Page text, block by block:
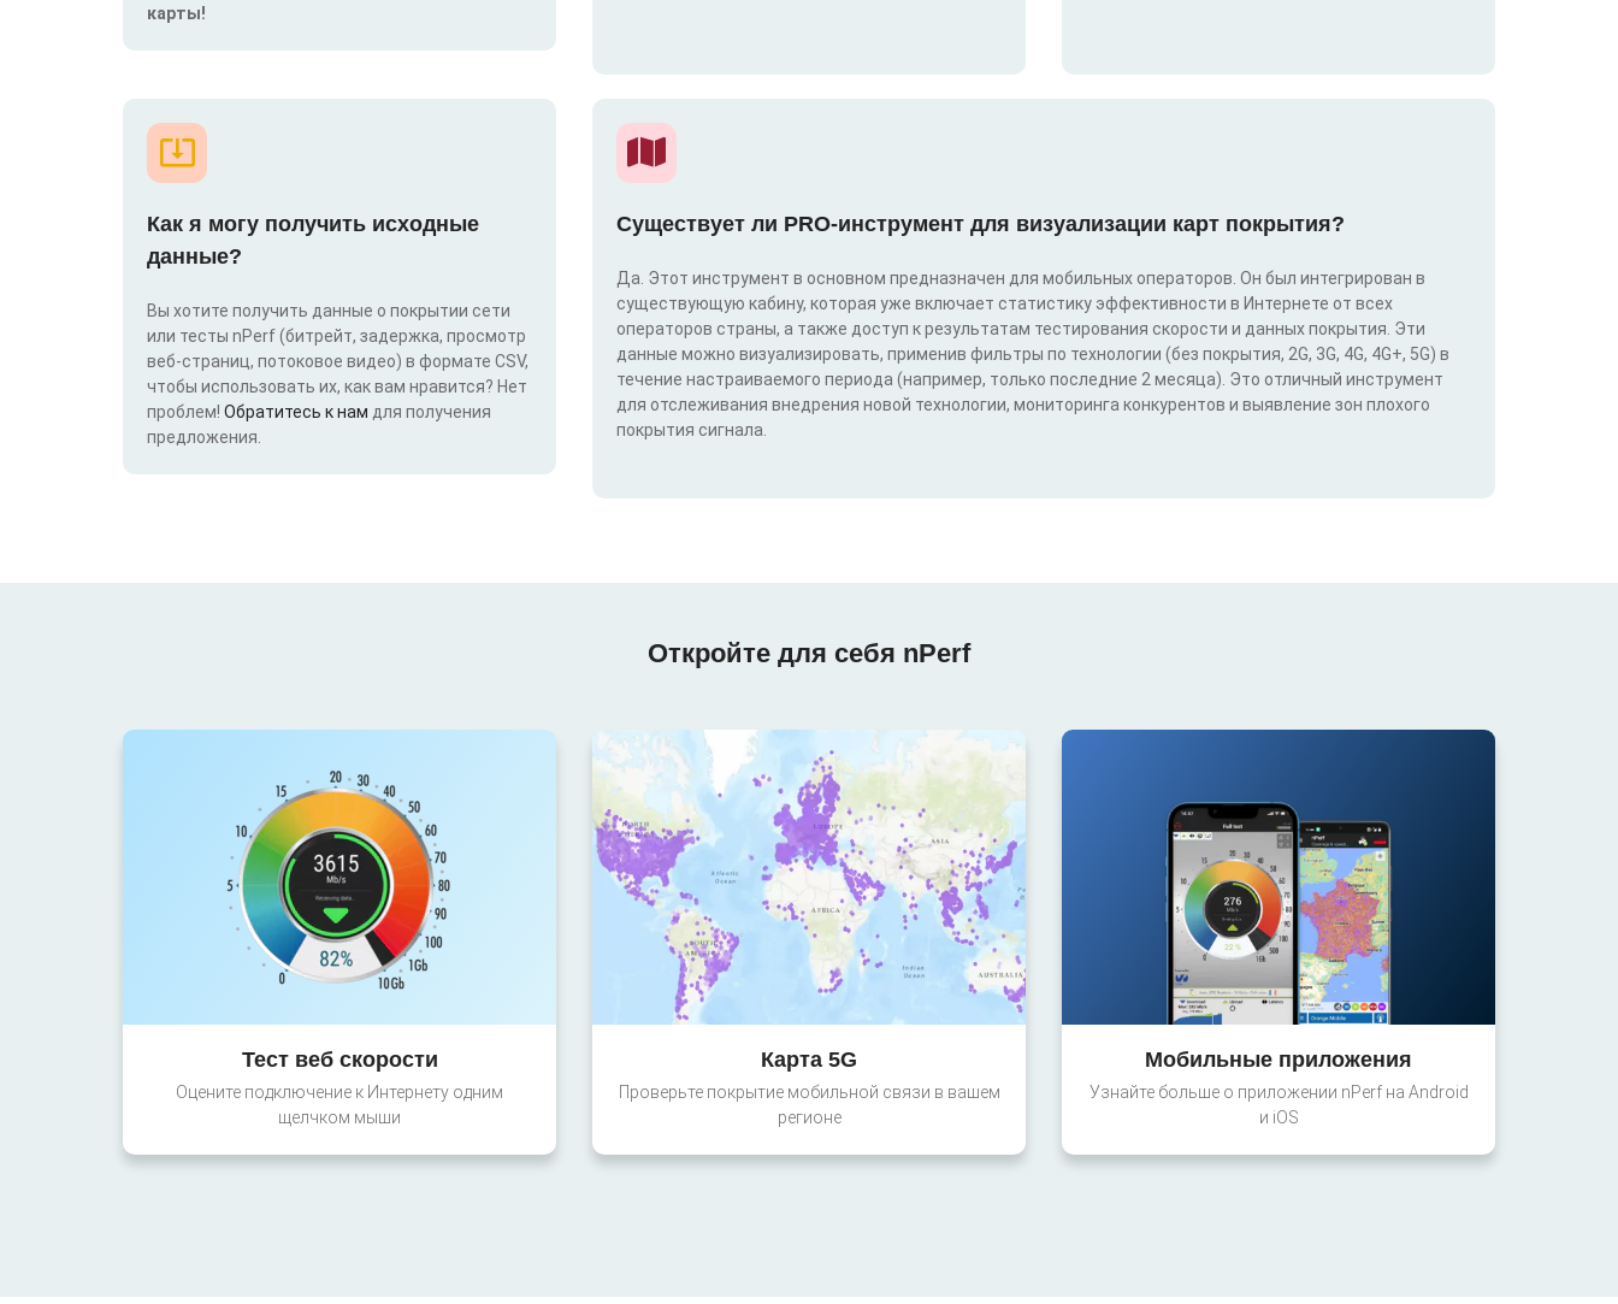
карты!
Как я могу получить исходные
данные?
Вы хотите получить данные о покрытии сети
или тесты nPerf (битрейт, задержка, просмотр
веб-страниц, потоковое видео) в формате CSV,
чтобы использовать их, как вам нравится? Нет
проблем! Обратитесь к нам для получения
предложения.
Существует ли PRO-инструмент для визуализации карт покрытия?
Да. Этот инструмент в основном предназначен для мобильных операторов. Он был интегрирован в
существующую кабину, которая уже включает статистику эффективности в Интернете от всех
операторов страны, а также доступ к результатам тестирования скорости и данных покрытия. Эти
данные можно визуализировать, применив фильтры по технологии (без покрытия, 2G, 3G, 4G, 4G+, 5G) в
течение настраиваемого периода (например, только последние 2 месяца). Это отличный инструмент
для отслеживания внедрения новой технологии, мониторинга конкурентов и выявление зон плохого
покрытия сигнала.
Откройте для себя nPerf
Тест веб скорости
Оцените подключение к Интернету одним
щелчком мыши
Карта 5G
Проверьте покрытие мобильной связи в вашем
регионе
Мобильные приложения
Узнайте больше о приложении nPerf на Android
и iOS